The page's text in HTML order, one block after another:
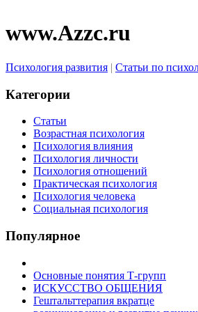
www.Azzc.ru
Психология развития | Статьи по
Категории
Статьи
Возрастная психология
Психология влияния
Психология личности
Психология отношений
Практическая психология
Психология человека
Социальная психология
Популярное
Основные понятия Т-групп
ИСКУССТВО ОБЩЕНИЯ
Гештальттерапия вкратце